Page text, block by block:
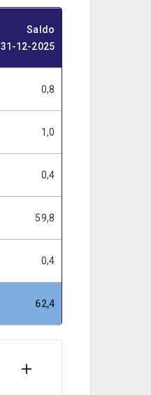
Saldo
31-12-2025
0,8
1,0
0,4
59,8
0,4
62,4